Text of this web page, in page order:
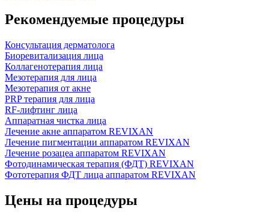
Рекомендуемые процедуры
Консультация дерматолога
Биоревитализация лица
Коллагенотерапия лица
Мезотерапия для лица
Мезотерапия от акне
PRP терапия для лица
RF-лифтинг лица
Аппаратная чистка лица
Лечение акне аппаратом REVIXAN
Лечение пигментации аппаратом REVIXAN
Лечение розацеа аппаратом REVIXAN
Фотодинамическая терапия (ФДТ) REVIXAN
Фототерапия ФДТ лица аппаратом REVIXAN
Цены на процедуры